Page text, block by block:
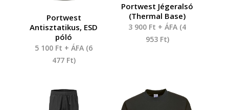
Portwest
Antisztatikus, ESD
póló
5 100 Ft + ÁFA (6
477 Ft)
Portwest Jégeralsó
(Thermal Base)
3 900 Ft + ÁFA (4
953 Ft)